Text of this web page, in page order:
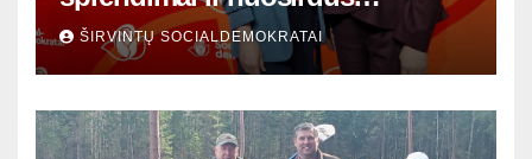
susitikimai
ŠIRVINTŲ SOCIALDEMOKRATAI